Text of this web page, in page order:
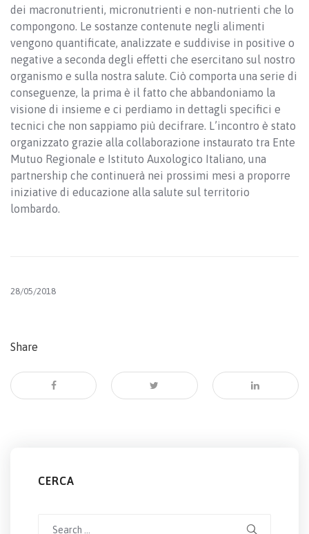
dei macronutrienti, micronutrienti e non-nutrienti che lo
compongono. Le sostanze contenute negli alimenti
vengono quantificate, analizzate e suddivise in positive o
negative a seconda degli effetti che esercitano sul nostro
organismo e sulla nostra salute. Ciò comporta una serie di
conseguenze, la prima è il fatto che abbandoniamo la
visione di insieme e ci perdiamo in dettagli specifici e
tecnici che non sappiamo più decifrare. L’incontro è stato
organizzato grazie alla collaborazione instaurato tra Ente
Mutuo Regionale e Istituto Auxologico Italiano, una
partnership che continuerà nei prossimi mesi a proporre
iniziative di educazione alla salute sul territorio
lombardo.
28/05/2018
Share
CERCA